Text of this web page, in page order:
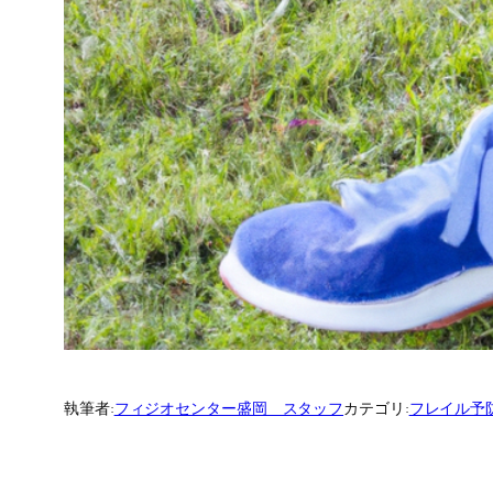
執筆者:フィジオセンター盛岡 スタッフカテゴリ:フレイル予